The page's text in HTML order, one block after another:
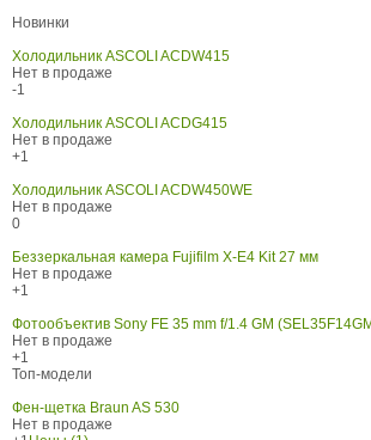
Новинки
Холодильник ASCOLI ACDW415
Нет в продаже
-1
Холодильник ASCOLI ACDG415
Нет в продаже
+1
Холодильник ASCOLI ACDW450WE
Нет в продаже
0
Беззеркальная камера Fujifilm X-E4 Kit 27 мм
Нет в продаже
+1
Фотообъектив Sony FE 35 mm f/1.4 GM
Нет в продаже
+1
Топ-модели
Фен-щетка Braun AS 530
Нет в продаже